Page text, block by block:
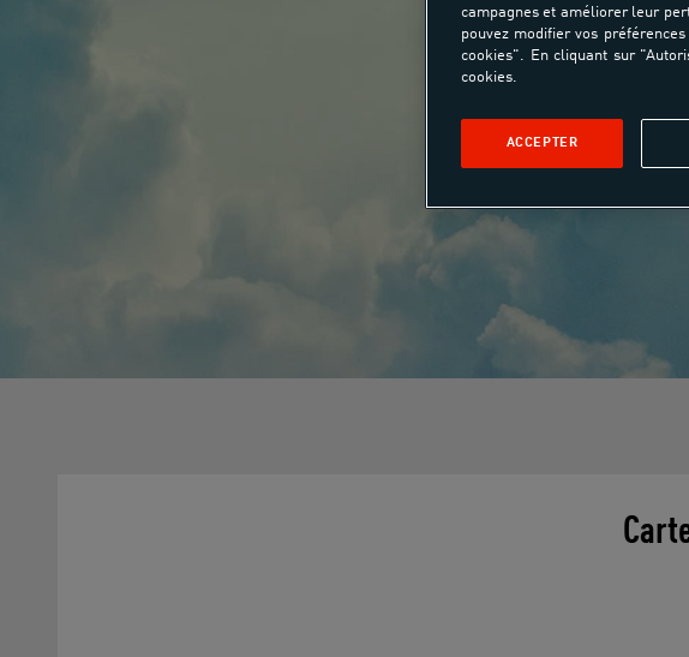
campagnes et améliorer leur
pouvez modifier vos
cookies". En cliquant sur
cookies.
ACCEPTER